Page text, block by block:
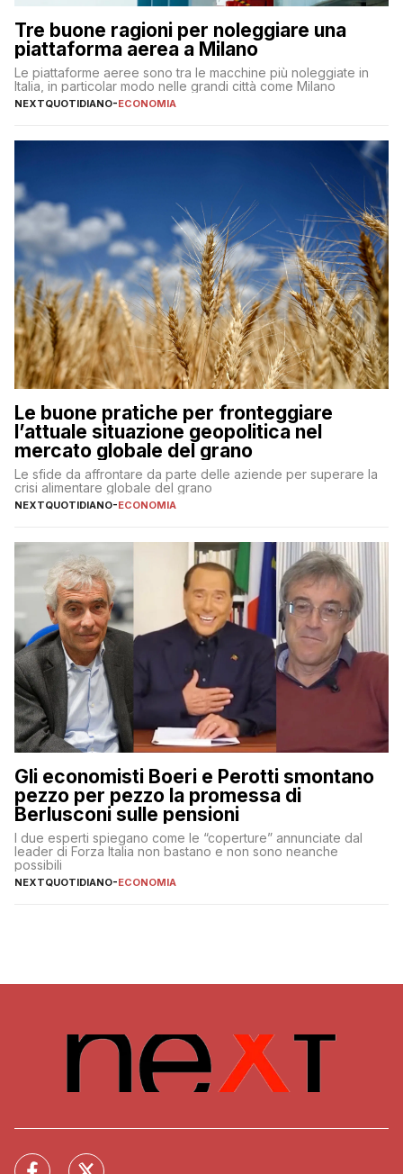
Tre buone ragioni per noleggiare una
piattaforma aerea a Milano
Le piattaforme aeree sono tra le macchine più noleggiate in
Italia, in particolar modo nelle grandi città come Milano
NEXTQUOTIDIANO-ECONOMIA
Le buone pratiche per fronteggiare
l’attuale situazione geopolitica nel
mercato globale del grano
Le sfide da affrontare da parte delle aziende per superare la
crisi alimentare globale del grano
NEXTQUOTIDIANO-ECONOMIA
Gli economisti Boeri e Perotti smontano
pezzo per pezzo la promessa di
Berlusconi sulle pensioni
I due esperti spiegano come le “coperture” annunciate dal
leader di Forza Italia non bastano e non sono neanche
possibili
NEXTQUOTIDIANO-ECONOMIA